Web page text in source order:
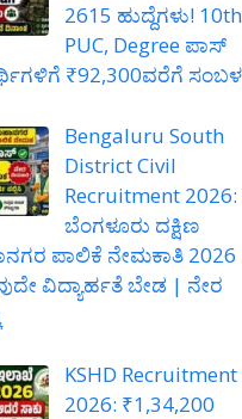
2615 ಹುದ್ದೆಗಳು!
PUC, Degree ಪಾಸ್
₹92,300ವರೆಗೆ ಸಂಬಳ
Bengaluru South
District Civil
Recruitment 2026:
ಬೆಂಗಳೂರು ದಕ್ಷಿಣ
ಪಾಲಿಕೆ ನೇಮಕಾತಿ 2026
ವಿದ್ಯಾರ್ಹತೆ ಬೇಡ | ನೇರ
KSHD Recruitment
2026: ₹1,34,200